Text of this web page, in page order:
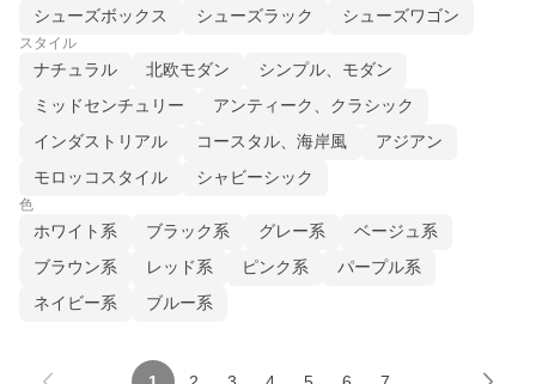
シューズボックス シューズラック シューズワゴン
スタイル
ナチュラル 北欧モダン
シンプル、モダン
ミッドセンチュリー
アンティーク、クラシック
インダストリアル
コースタル、海岸風
アジアン
モロッコスタイル
シャビーシック
色
ホワイト系 ブラック系 グレー系
ベージュ系
ブラウン系
レッド系 ピンク系
パープル系
ネイビー系
ブルー系